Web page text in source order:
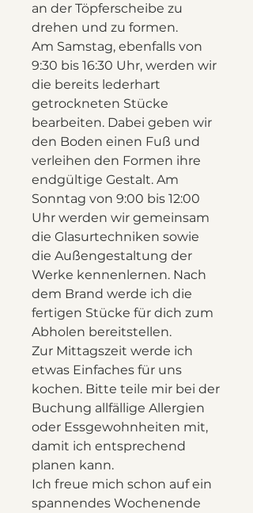
an der Töpferscheibe zu
drehen und zu formen.
Am Samstag, ebenfalls von
9:30 bis 16:30 Uhr, werden wir
die bereits lederhart
getrockneten Stücke
bearbeiten. Dabei geben wir
den Boden einen Fuß und
verleihen den Formen ihre
endgültige Gestalt. Am
Sonntag von 9:00 bis 12:00
Uhr werden wir gemeinsam
die Glasurtechniken sowie
die Außengestaltung der
Werke kennenlernen. Nach
dem Brand werde ich die
fertigen Stücke für dich zum
Abholen bereitstellen.
Zur Mittagszeit werde ich
etwas Einfaches für uns
kochen. Bitte teile mir bei der
Buchung allfällige Allergien
oder Essgewohnheiten mit,
damit ich entsprechend
planen kann.
Ich freue mich schon auf ein
spannendes Wochenende